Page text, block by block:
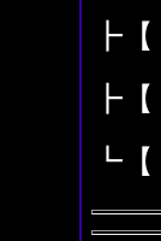
┣【
┣【
┗【